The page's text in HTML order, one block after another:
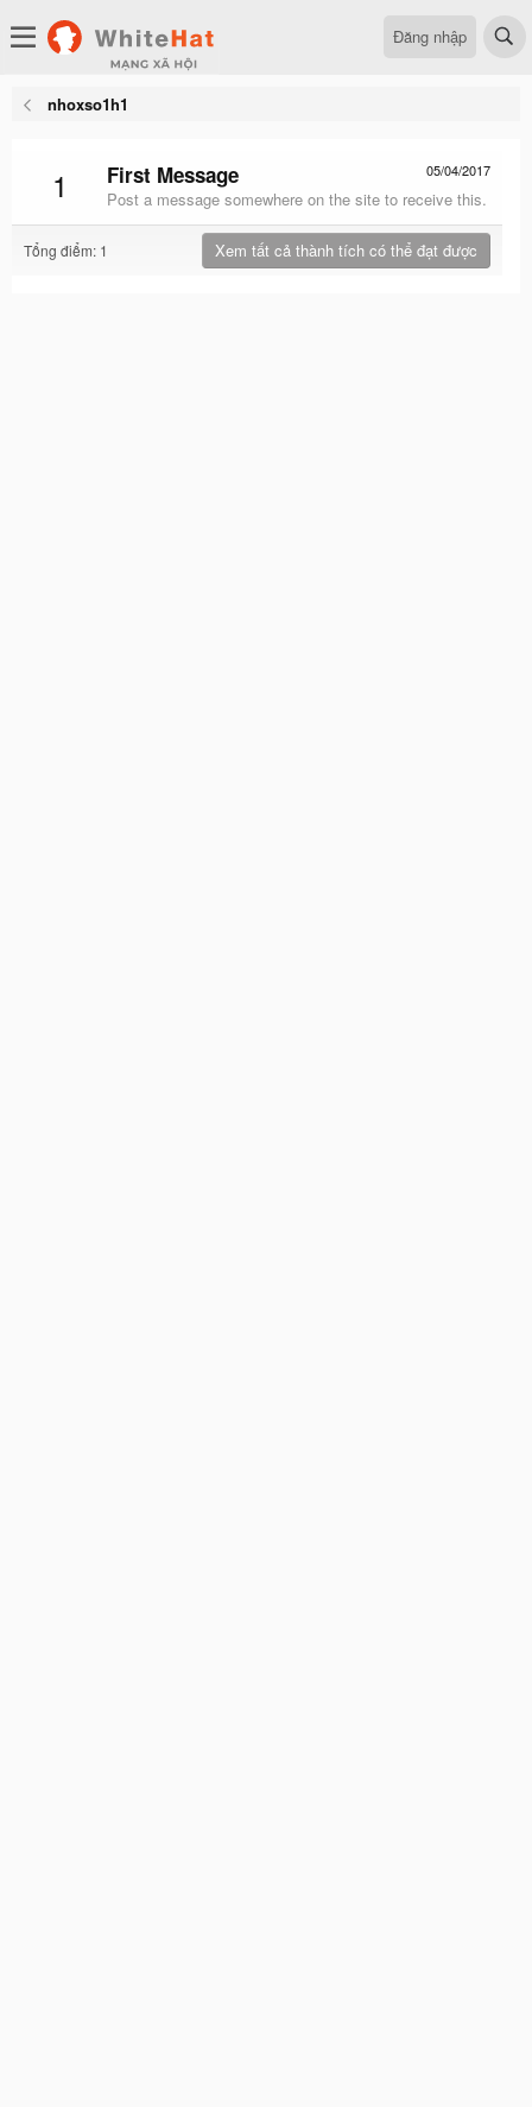
Đăng nhập
nhoxso1h1
1 05/04/2017
First Message
Post a message somewhere on the site to receive this.
Tổng điểm: 1 Xem tất cả thành tích có thể đạt được